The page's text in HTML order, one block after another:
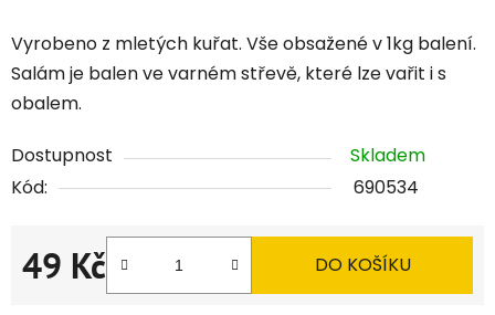
Vyrobeno z mletých kuřat. Vše obsažené v 1kg balení.
Salám je balen ve varném střevě, které lze vařit i s
obalem.
Dostupnost
Skladem
Kód:
690534
49 Kč
Měrná cena:
DO KOŠÍKU